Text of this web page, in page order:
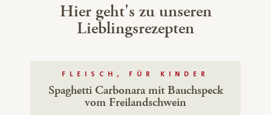
Hier geht's zu unseren
Lieblingsrezepten
FLEISCH, FÜR KINDER
Spaghetti Carbonara mit Bauchspeck
vom Freilandschwein